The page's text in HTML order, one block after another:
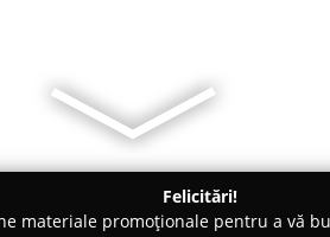
Felicitări!
materiale promoționale pentru a vă